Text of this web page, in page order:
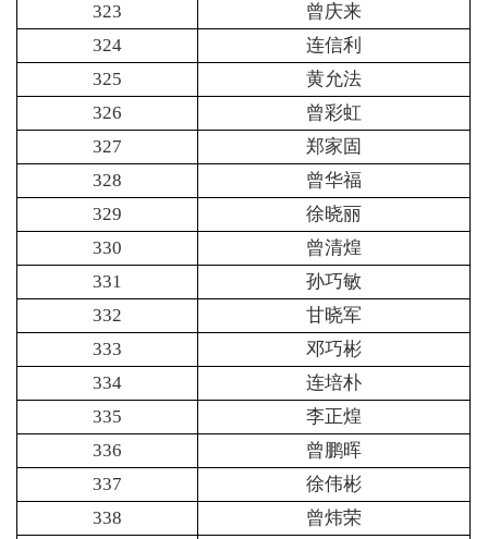
323
曾庆来
324
连信利
325
黄允法
326
曾彩虹
327
郑家固
328
曾华福
329
徐晓丽
330
曾清煌
331
孙巧敏
332
甘晓军
333
邓巧彬
334
连培朴
335
李正煌
336
曾鹏晖
337
徐伟彬
338
曾炜荣